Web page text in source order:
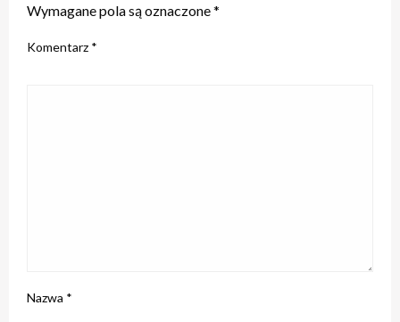
Wymagane pola są oznaczone*
Komentarz *
Nazwa *